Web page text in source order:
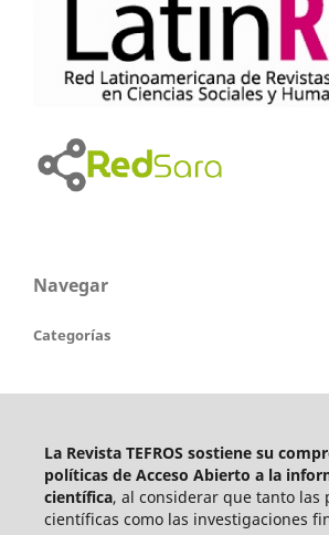
Navegar
Categorías
La Revista TEFROS sostiene su
políticas de Acceso Abierto a la
científica, al considerar que tanto las
científicas como las investigaciones